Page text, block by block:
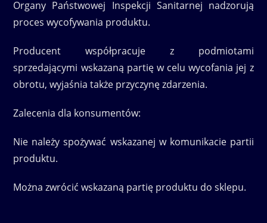
Organy Państwowej Inspekcji Sanitarnej nadzorują
proces wycofywania produktu.
Producent współpracuje z podmiotami
sprzedającymi wskazaną partię w celu wycofania jej z
obrotu, wyjaśnia także przyczynę zdarzenia.
Zalecenia dla konsumentów:
Nie należy spożywać wskazanej w komunikacie partii
produktu.
Można zwrócić wskazaną partię produktu do sklepu.